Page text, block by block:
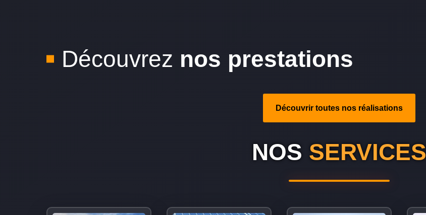
Découvrez nos prestations
Découvrir toutes nos réalisations
NOS SERVICES